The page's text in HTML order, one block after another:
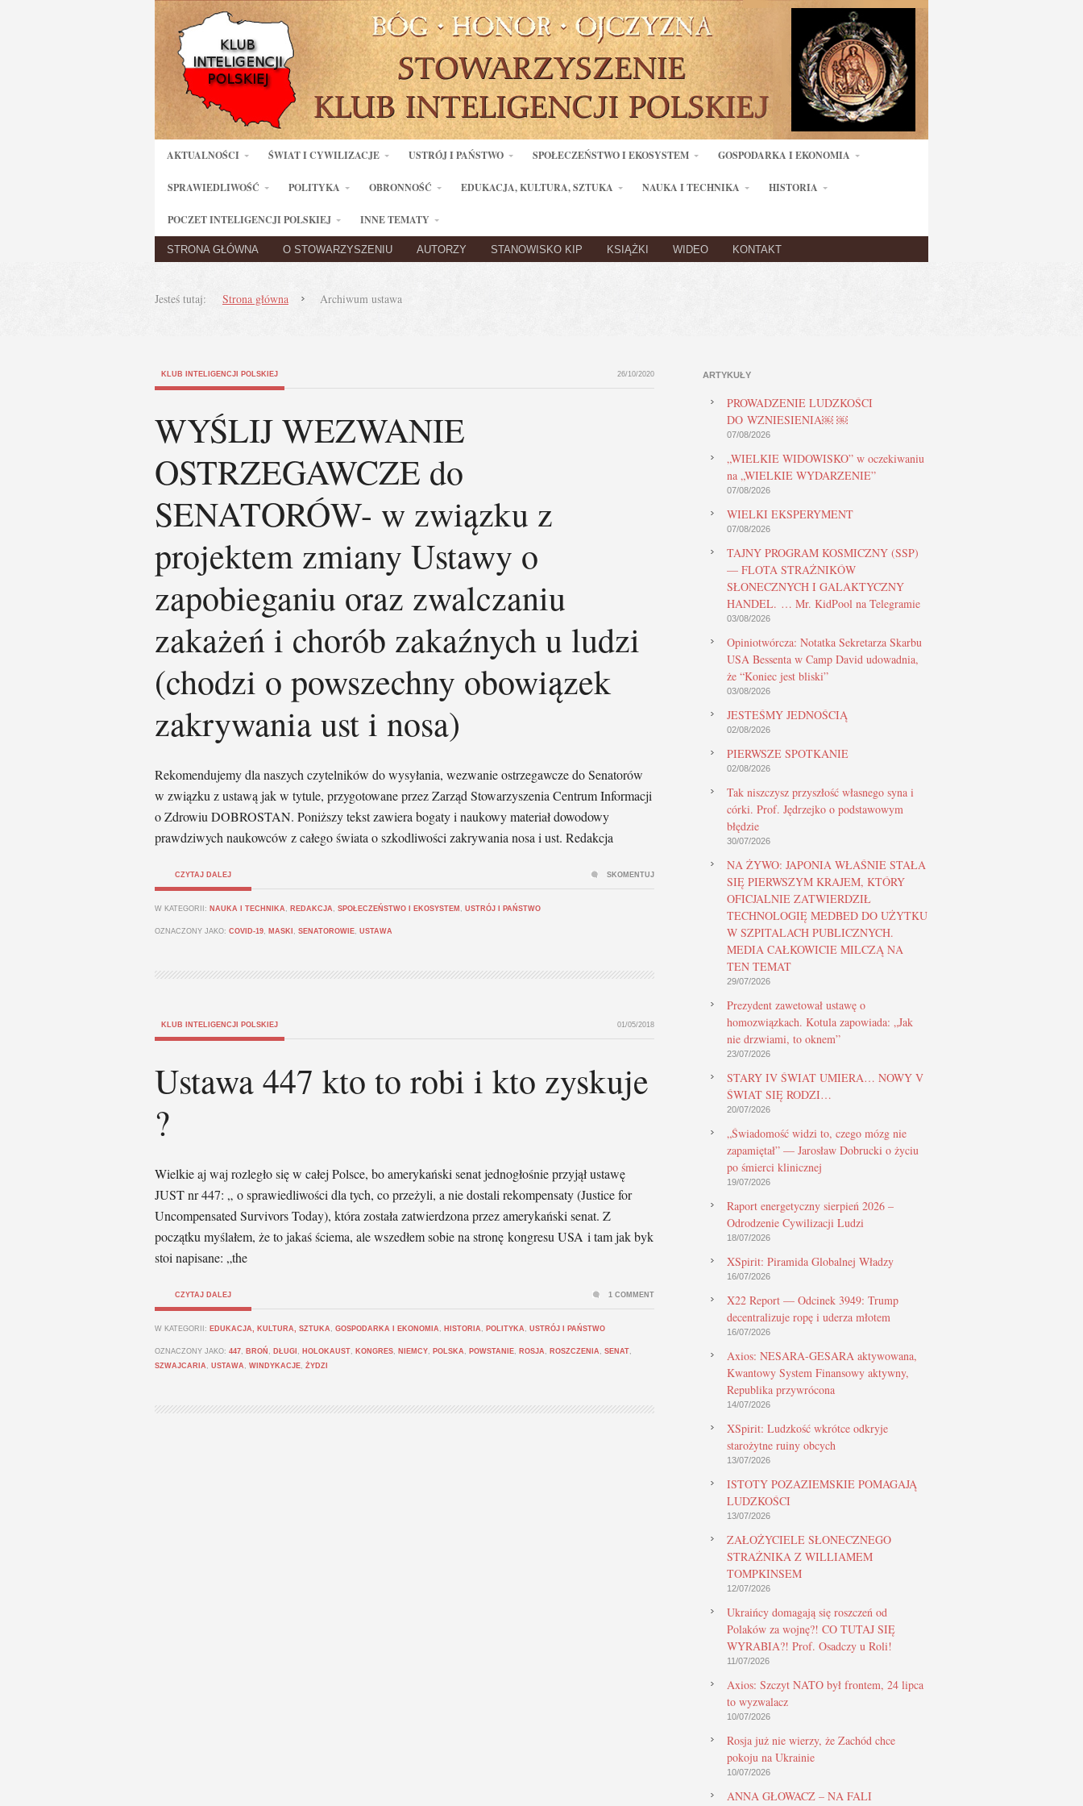
AKTUALNOŚCI ŚWIAT I CYWILIZACJE USTRÓJ I PAŃSTWO SPOŁECZEŃSTWO I EKOSYSTEM GOSPODARKA I EKONOMIA
SPRAWIEDLIWOŚĆ POLITYKA OBRONNOŚĆ EDUKACJA, KULTURA, SZTUKA NAUKA I TECHNIKA HISTORIA
POCZET INTELIGENCJI POLSKIEJ INNE TEMATY
STRONA GŁÓWNA O STOWARZYSZENIU AUTORZY STANOWISKO KIP KSIĄŻKI WIDEO KONTAKT
Jesteś tutaj: Strona główna Archiwum ustawa
KLUB INTELIGENCJI POLSKIEJ 26/10/2020
WYŚLIJ WEZWANIE
OSTRZEGAWCZE do
SENATORÓW- w związku z
projektem zmiany Ustawy o
zapobieganiu oraz zwalczaniu
zakażeń i chorób zakaźnych u ludzi
(chodzi o powszechny obowiązek
zakrywania ust i nosa)
Rekomendujemy dla naszych czytelników do wysyłania, wezwanie ostrzegawcze do Senatorów
w związku z ustawą jak w tytule, przygotowane przez Zarząd Stowarzyszenia Centrum Informacji
o Zdrowiu DOBROSTAN. Poniższy tekst zawiera bogaty i naukowy materiał dowodowy
prawdziwych naukowców z całego świata o szkodliwości zakrywania nosa i ust. Redakcja
CZYTAJ DALEJ
W KATEGORII: NAUKA I TECHNIKA , REDAKCJA , SPOŁECZEŃSTWO I EKOSYSTEM , USTRÓJ I PAŃSTWO
OZNACZONY JAKO: COVID-19, MASKI , SENATOROWIE, USTAWA
SKOMENTUJ
KLUB INTELIGENCJI POLSKIEJ 01/05/2018
Ustawa 447 kto to robi i kto zyskuje
?
Wielkie aj waj rozległo się w całej Polsce, bo amerykański senat jednogłośnie przyjął ustawę
JUST nr 447: „ o sprawiedliwości dla tych, co przeżyli, a nie dostali rekompensaty (Justice for
Uncompensated Survivors Today), która została zatwierdzona przez amerykański senat. Z
początku myślałem, że to jakaś ściema, ale wszedłem sobie na stronę kongresu USA i tam jak byk
stoi napisane: „the
CZYTAJ DALEJ
W KATEGORII: EDUKACJA, KULTURA, SZTUKA , GOSPODARKA I EKONOMIA , HISTORIA , POLITYKA , USTRÓJ I PAŃSTWO
OZNACZONY JAKO: 447, BROŃ , DŁUGI , HOLOKAUST, KONGRES, NIEMCY, POLSKA , POWSTANIE, ROSJA , ROSZCZENIA , SENAT,
SZWAJCARIA , USTAWA , WINDYKACJE, ŻYDZI
1 COMMENT
ARTYKUŁY
PROWADZENIE LUDZKOŚCI
DO WZNIESIENIA￼ ￼
07/08/2026
„WIELKIE WIDOWISKO” w oczekiwaniu
na „WIELKIE WYDARZENIE”
07/08/2026
WIELKI EKSPERYMENT
07/08/2026
TAJNY PROGRAM KOSMICZNY (SSP)
— FLOTA STRAŻNIKÓW
SŁONECZNYCH I GALAKTYCZNY
HANDEL. … Mr. KidPool na Telegramie
03/08/2026
Opiniotwórcza: Notatka Sekretarza Skarbu
USA Bessenta w Camp David udowadnia,
że “Koniec jest bliski”
03/08/2026
JESTEŚMY JEDNOŚCIĄ
02/08/2026
PIERWSZE SPOTKANIE
02/08/2026
Tak niszczysz przyszłość własnego syna i
córki. Prof. Jędrzejko o podstawowym
błędzie
30/07/2026
NA ŻYWO: JAPONIA WŁAŚNIE STAŁA
SIĘ PIERWSZYM KRAJEM, KTÓRY
OFICJALNIE ZATWIERDZIŁ
TECHNOLOGIĘ MEDBED DO UŻYTKU
W SZPITALACH PUBLICZNYCH.
MEDIA CAŁKOWICIE MILCZĄ NA
TEN TEMAT
29/07/2026
Prezydent zawetował ustawę o
homozwiązkach. Kotula zapowiada: „Jak
nie drzwiami, to oknem”
23/07/2026
STARY IV ŚWIAT UMIERA… NOWY V
ŚWIAT SIĘ RODZI…
20/07/2026
„Świadomość widzi to, czego mózg nie
zapamiętał” — Jarosław Dobrucki o życiu
po śmierci klinicznej
19/07/2026
Raport energetyczny sierpień 2026 –
Odrodzenie Cywilizacji Ludzi
18/07/2026
XSpirit: Piramida Globalnej Władzy
16/07/2026
X22 Report — Odcinek 3949: Trump
decentralizuje ropę i uderza młotem
16/07/2026
Axios: NESARA-GESARA aktywowana,
Kwantowy System Finansowy aktywny,
Republika przywrócona
14/07/2026
XSpirit: Ludzkość wkrótce odkryje
starożytne ruiny obcych
13/07/2026
ISTOTY POZAZIEMSKIE POMAGAJĄ
LUDZKOŚCI
13/07/2026
ZAŁOŻYCIELE SŁONECZNEGO
STRAŻNIKA Z WILLIAMEM
TOMPKINSEM
12/07/2026
Ukraińcy domagają się roszczeń od
Polaków za wojnę?! CO TUTAJ SIĘ
WYRABIA?! Prof. Osadczy u Roli!
11/07/2026
Axios: Szczyt NATO był frontem, 24 lipca
to wyzwalacz
10/07/2026
Rosja już nie wierzy, że Zachód chce
pokoju na Ukrainie
10/07/2026
ANNA GŁOWACZ – NA FALI